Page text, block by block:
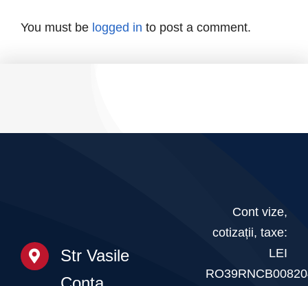
Românesc
2026
Național
You must be logged in to post a comment.
Str Vasile
Cont vize,
cotizații, taxe:
LEI